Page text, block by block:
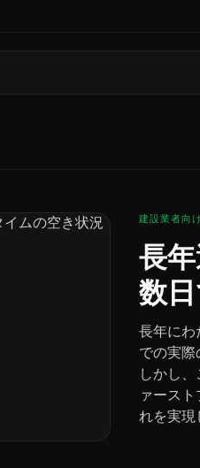
建設業者向け
長
数
長年にわ
での実際
しかし
ァース
れを実現